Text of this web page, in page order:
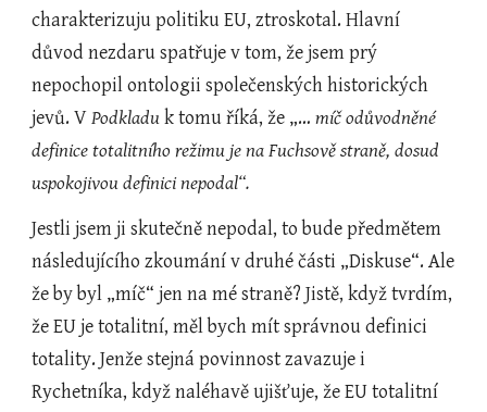
charakterizuju politiku EU, ztroskotal. Hlavní
důvod nezdaru spatřuje v tom, že jsem prý
nepochopil ontologii společenských historických
jevů. V Podkladu k tomu říká, že „… míč odůvodněné
definice totalitního režimu je na Fuchsově straně, dosud
uspokojivou definici nepodal“.
Jestli jsem ji skutečně nepodal, to bude předmětem
následujícího zkoumání v druhé části „Diskuse“. Ale
že by byl „míč“ jen na mé straně? Jistě, když tvrdím,
že EU je totalitní, měl bych mít správnou definici
totality. Jenže stejná povinnost zavazuje i
Rychetníka, když naléhavě ujišťuje, že EU totalitní